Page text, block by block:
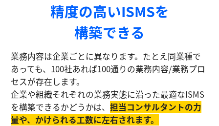
精度の⾼いISMSを
構築できる
業務内容は企業ごとに異なります。たとえ同業種で
あっても、100社あれば100通りの業務内容/業務プロ
セスが存在します。
企業や組織それぞれの業務実態に沿った最適なISMS
を構築できるかどうかは、担当コンサルタントの⼒
量や、かけられる工数に左右されます。